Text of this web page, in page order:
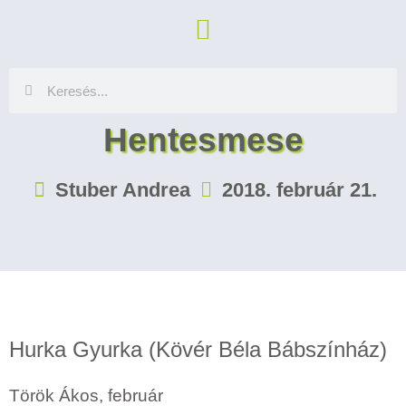
Hentesmese
Stuber Andrea 2018. február 21.
Hurka Gyurka (Kövér Béla Bábszínház)
Török Ákos, február